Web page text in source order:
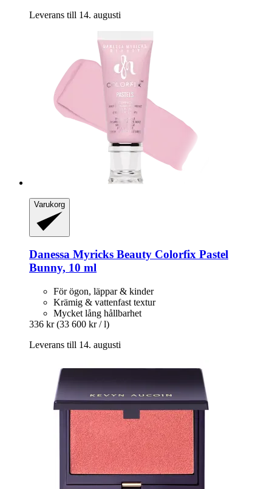
Leverans till 14. augusti
Varukorg
Danessa Myricks Beauty Colorfix Pastel
Bunny, 10 ml
För ögon, läppar & kinder
Krämig & vattenfast textur
Mycket lång hållbarhet
336 kr (33 600 kr / l)
Leverans till 14. augusti